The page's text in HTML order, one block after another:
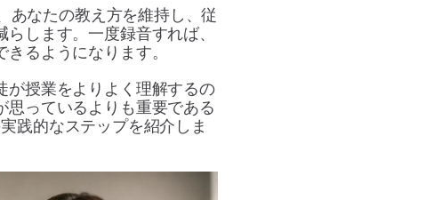
あなたの教え方を維持し、従
します。一度録音すれば、
るようになります。
が授業をよりよく理解するの
思っているよりも重要である
践的なステップを紹介しま